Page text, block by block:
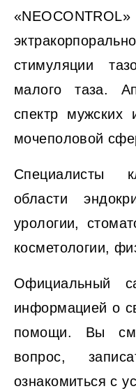
стимуляции
малого таза.
спектр мужских
мочеполовой
Специалисты
области
урологии,
косметологии,
Официальный
информацией о
помощи. Вы
вопрос,
ознакомиться с